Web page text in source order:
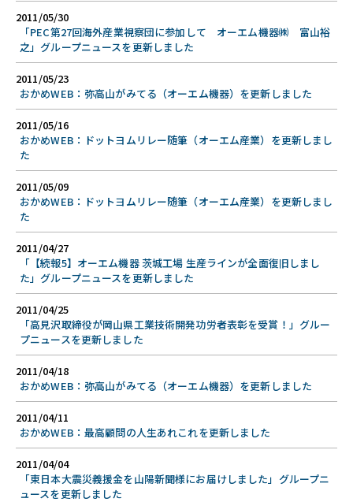
2011/05/30
「PEC第27回海外産業視察団に参加して オーエム機器㈱ 富山裕
之」グループニュースを更新しました
2011/05/23
おかめWEB：弥高山がみてる（オーエム機器）を更新しました
2011/05/16
おかめWEB：ドットヨムリレー随筆（オーエム産業）を更新しまし
た
2011/05/09
おかめWEB：ドットヨムリレー随筆（オーエム産業）を更新しまし
た
2011/04/27
「【続報5】オーエム機器 茨城工場 生産ラインが全面復旧しまし
た」グループニュースを更新しました
2011/04/25
「高見沢取締役が岡山県工業技術開発功労者表彰を受賞！」グルー
プニュースを更新しました
2011/04/18
おかめWEB：弥高山がみてる（オーエム機器）を更新しました
2011/04/11
おかめWEB：最高顧問の人生あれこれを更新しました
2011/04/04
「東日本大震災義援金を山陽新聞様にお届けしました」グループニ
ュースを更新しました